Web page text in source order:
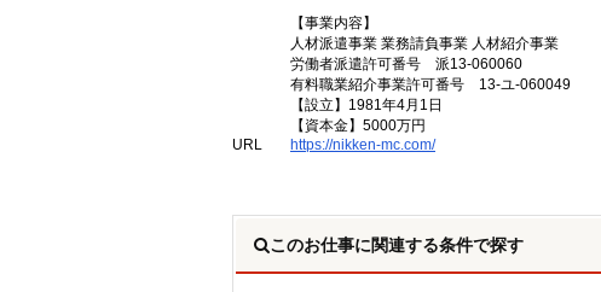
【事業内容】
人材派遣事業 業務請負事業 人材紹介事業
労働者派遣許可番号 派13-060060
有料職業紹介事業許可番号 13-ユ-060049
【設立】1981年4月1日
【資本金】5000万円
URL
https://nikken-mc.com/
このお仕事に関連する条件で探す